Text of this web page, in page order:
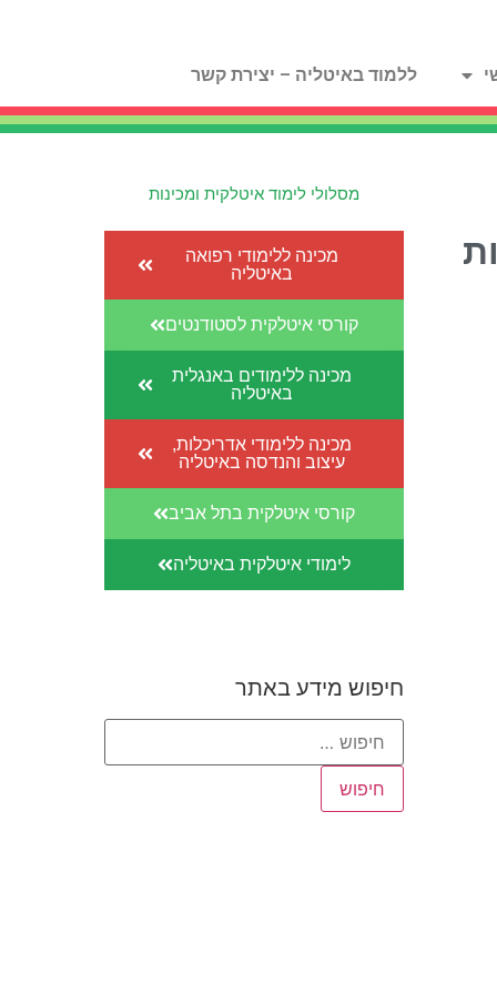
ללמוד באיטליה – יצירת קשר
מסלולי לימוד איטלקית ומכינות
מכינה ללימודי רפואה
באיטליה
קורסי איטלקית לסטודנטים
מכינה ללימודים באנגלית
באיטליה
מכינה ללימודי אדריכלות,
עיצוב והנדסה באיטליה
קורסי איטלקית בתל אביב
לימודי איטלקית באיטליה
חיפוש מידע באתר